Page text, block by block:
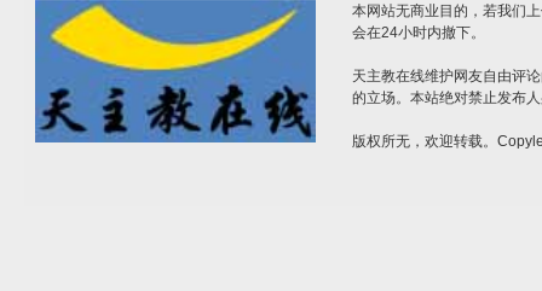
本网站无商业目的，若我们
会在24小时内撤下。
天主教在线维护网友自由评
的立场。本站绝对禁止发布
版权所无，欢迎转载。